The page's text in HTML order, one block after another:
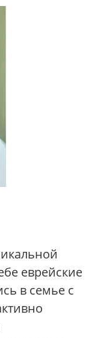
еврейские
в семье с